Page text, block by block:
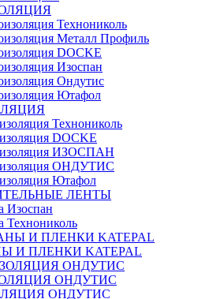
Технониколь
Металл Профиль
DOCKE
Изоспан
Ондутис
Ютафол
Технониколь
DOCKE
ИЗОСПАН
ОНДУТИС
Ютафол
ЛЕНТЫ
Изоспан
Технониколь
И ПЛЕНКИ KATEPAL
ОНДУТИС
ОНДУТИС
ОНДУТИС